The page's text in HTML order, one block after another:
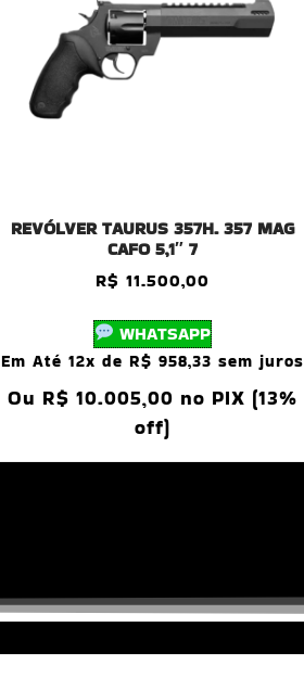
REVÓLVER TAURUS 357H. 357 MAG
CAFO 5,1″ 7
R$ 11.500,00
WHATSAPP
Em Até 12x de R$ 958,33 sem juros
Ou R$ 10.005,00 no PIX (13%
off)